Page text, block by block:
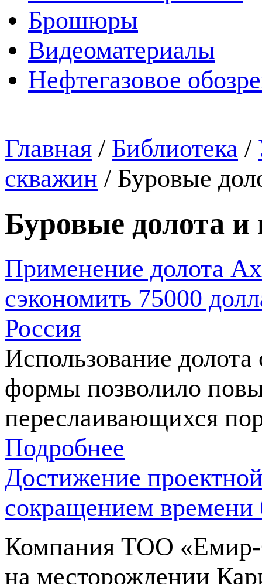
Брошюры
Видеоматериалы
Нефтегазовое
Главная / Библиотека /
скважин / Буровые
Буровые долота и
Применение долота
сэкономить 75000
Россия
Использование
формы позволило
переслаивающихся
Подробнее
Достижение
сокращением времени
Компания ТОО
на месторождении